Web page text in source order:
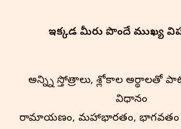
ఇక్కడ మీరు పొందే ముఖ్య
అన్న్ని స్తోత్రాలు, శ్లోకాల
విధానం
రామాయణం, మహాభారతం, భాగవతం